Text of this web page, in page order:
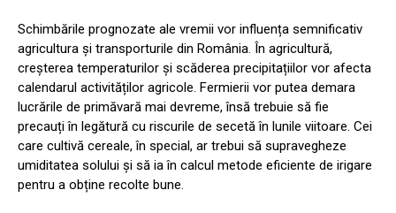
Schimbările prognozate ale vremii vor influența semnificativ
agricultura și transporturile din România. În agricultură,
creșterea temperaturilor și scăderea precipitațiilor vor afecta
calendarul activităților agricole. Fermierii vor putea demara
lucrările de primăvară mai devreme, însă trebuie să fie
precauți în legătură cu riscurile de secetă în lunile viitoare. Cei
care cultivă cereale, în special, ar trebui să supravegheze
umiditatea solului și să ia în calcul metode eficiente de irigare
pentru a obține recolte bune.